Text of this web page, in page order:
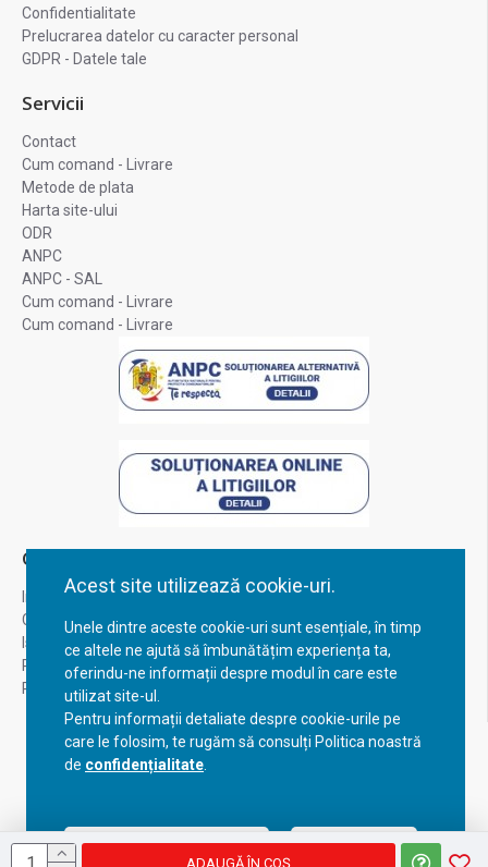
Acest site utilizează cookie-uri.
Unele dintre aceste cookie-uri sunt esențiale, în timp
ce altele ne ajută să îmbunătățim experiența ta,
oferindu-ne informații despre modul în care este
utilizat site-ul.
Pentru informații detaliate despre cookie-urile pe
care le folosim, te rugăm să consulți Politica noastră
de confidențialitate
Acceptă setările curente Configurează
ADAUGĂ ÎN COŞ
Confidentialitate
Prelucrarea datelor cu caracter personal
GDPR - Datele tale
Servicii
Contact
Cum comand - Livrare
Metode de plata
Harta site-ului
ODR
ANPC
ANPC - SAL
Cum comand - Livrare
Cum comand - Livrare
Contul Meu
Inregistrare
Contul meu
Istoric comenzi
Recuperare parola
Returnare produs